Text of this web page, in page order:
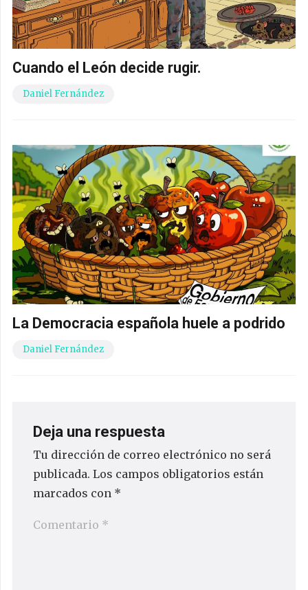
Cuando el León decide rugir.
Daniel Fernández
La Democracia española huele a podrido
Daniel Fernández
Deja una respuesta
Tu dirección de correo electrónico no será
publicada. Los campos obligatorios están
marcados con *